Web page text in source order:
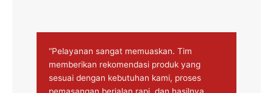
“Pelayanan sangat memuaskan. Tim
memberikan rekomendasi produk yang
sesuai dengan kebutuhan kami, proses